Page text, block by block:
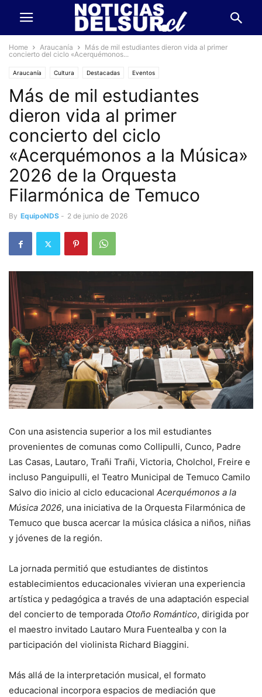
Home Araucanía
Más de mil estudiantes dieron vida al primer
concierto del ciclo «Acerquémonos...
Araucanía Cultura Destacadas Eventos
Más de mil estudiantes
dieron vida al primer
concierto del ciclo
«Acerquémonos a la Música»
2026 de la Orquesta
Filarmónica de Temuco
By EquipoNDS - 2 de junio de 2026
Con una asistencia superior a los mil estudiantes
provenientes de comunas como Collipulli, Cunco, Padre
Las Casas, Lautaro, Trañi Trañi, Victoria, Cholchol, Freire e
incluso Panguipulli, el Teatro Municipal de Temuco Camilo
Salvo dio inicio al ciclo educacional Acerquémonos a la
Música 2026, una iniciativa de la Orquesta Filarmónica de
Temuco que busca acercar la música clásica a niños, niñas
y jóvenes de la región.
La jornada permitió que estudiantes de distintos
establecimientos educacionales vivieran una experiencia
artística y pedagógica a través de una adaptación especial
del concierto de temporada Otoño Romántico, dirigida por
el maestro invitado Lautaro Mura Fuentealba y con la
participación del violinista Richard Biaggini.
Más allá de la interpretación musical, el formato
educacional incorpora espacios de mediación que